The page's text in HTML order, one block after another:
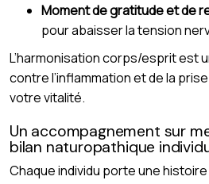
Moment de gratitude et de
pour abaisser la tension
L’harmonisation corps/esprit est
contre l’inflammation et de la
votre vitalité.
Un accompagnement sur
bilan naturopathique
Chaque individu porte une